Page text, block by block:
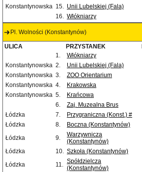
Konstantynowska 15. Unii Lubelskiej (Fala)
16. Włókniarzy
Pl. Wolności (Konstantynów)
ULICA PRZYSTANEK
1.
Włókniarzy
Konstantynowska 2. Unii Lubelskiej (Fala)
Konstantynowska 3. ZOO Orientarium
Konstantynowska 4. Krakowska
Konstantynowska 5. Krańcowa
6.
Zaj. Muzealna Brus
Łódzka
7. Przygraniczna (Konst.) #
Łódzka
8. Boczna (Konstantynów)
Łódzka
9.
Warzywnicza
(Konstantynów)
Łódzka 10. Szkoła (Konstantynów)
Łódzka
11. Spółdzielcza
(Konstantynów)